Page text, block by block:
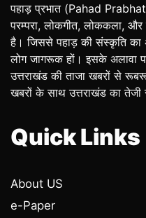
पहाड़ प्रभात (Pahad
परम्परा, लोकगीत, लोककला, और
है। जिससे पहाड़ की संस्कृति का
लोग जागरूक हों। इसके अलावा
उत्तराखंड की ताजा खबरों से
खबरों के साथ उत्तराखंड का तेजी
Quick Links
About US
e-Paper